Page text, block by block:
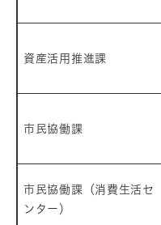
資産活用推進課
市民協働課
市民協働課（消費生活セ
ンター）